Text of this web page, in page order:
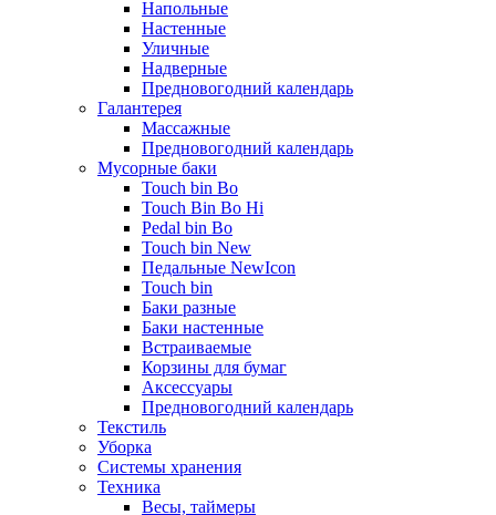
Напольные
Настенные
Уличные
Надверные
Предновогодний календарь
Галантерея
Массажные
Предновогодний календарь
Мусорные баки
Touch bin Bo
Touch Bin Bo Hi
Pedal bin Bo
Touch bin New
Педальные NewIcon
Touch bin
Баки разные
Баки настенные
Встраиваемые
Корзины для бумаг
Аксессуары
Предновогодний календарь
Текстиль
Уборка
Системы хранения
Техника
Весы, таймеры